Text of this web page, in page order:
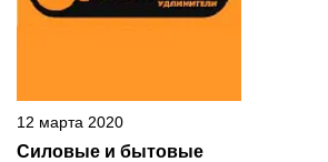
12 марта 2020
Силовые и бытовые